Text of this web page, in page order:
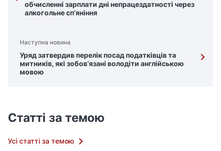
обчисленні зарплати дні непрацездатності через
алкогольне сп’яніння
Наступна новина
Уряд затвердив перелік посад податківців та
митників, які зобов’язані володіти англійською
мовою
Статті за темою
Усі статті за темою